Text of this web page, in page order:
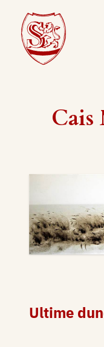
Cais
Ultime